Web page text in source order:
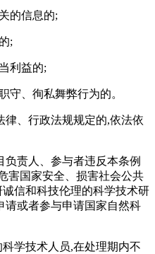
的信息的;
;
利益的;
守、徇私舞弊行为的。
律、行政法规规定的,依法依
责人、参与者违反本条例
害国家安全、损害社会公共
信和科技伦理的科学技术研
请或者参与申请国家自然科
学技术人员,在处理期内不